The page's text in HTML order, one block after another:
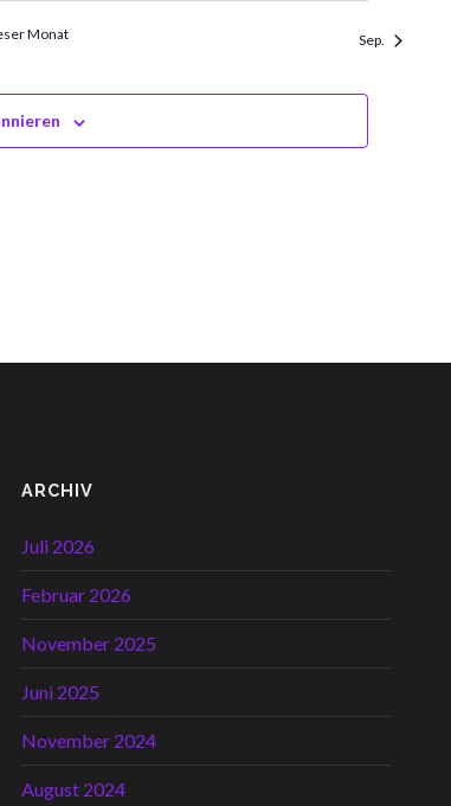
Monat Sep.
ARCHIV
Juli 2026
Februar 2026
November 2025
Juni 2025
November 2024
August 2024